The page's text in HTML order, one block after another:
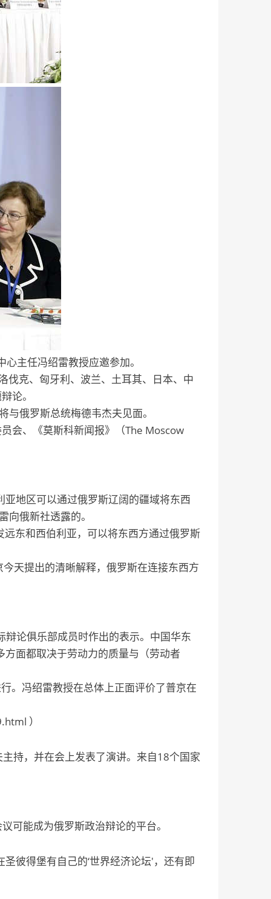
主任冯绍雷教授应邀参加。
克、匈牙利、波兰、土耳其、日本、中
论。
俄罗斯总统梅德韦杰夫见面。
会、《莫斯科新闻报》（The Moscow
地区可以通过俄罗斯辽阔的疆域将东西
俄新社透露的。
东和西伯利亚，可以将东西方通过俄罗斯
天提出的清晰解释，俄罗斯在连接东西方
论俱乐部成员时作出的表示。中国华东
面都取决于劳动力的质量与（劳动者
。冯绍雷教授在总体上正面评价了普京在
）
持，并在会上发表了演讲。来自18个国家
能成为俄罗斯政治辩论的平台。
彼得堡有自己的‘世界经济论坛'，还有即